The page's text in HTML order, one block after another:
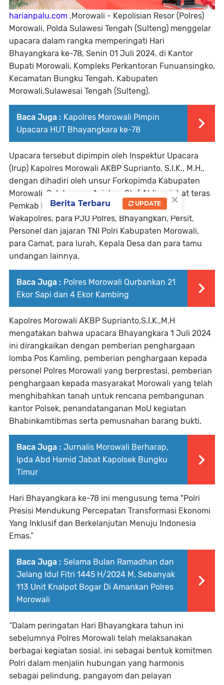
harianpalu.com ,Morowali - Kepolisian Resor (Polres)
Morowali, Polda Sulawesi Tengah (Sulteng) menggelar
upacara dalam rangka memperingati Hari
Bhayangkara ke-78, Senin 01 Juli 2024, di Kantor
Bupati Morowali, Kompleks Perkantoran Funuansingko,
Kecamatan Bungku Tengah, Kabupaten
Morowali,Sulawesai Tengah (Sulteng).
Baca Juga : Kapolres Morowali Pimpin
Upacara HUT Bhayangkara ke-78
Upacara tersebut dipimpin oleh Inspektur Upacara
(Irup) Kapolres Morowali AKBP Suprianto, S.I.K., M.H.,
dengan dihadiri oleh unsur Forkopimda Kabupaten
Morowali, Sekda, para Asisten, Staf Ahli, pejabat teras
Pemkab Morowali, Tokoh Adat, Tokoh Agama,
Wakapolres, para PJU Polres, Bhayangkari, Persit,
Personel dan jajaran TNI Polri Kabupaten Morowali,
para Camat, para lurah, Kepala Desa dan para tamu
undangan lainnya.
Baca Juga : Polres Morowali Qurbankan 21
Ekor Sapi dan 4 Ekor Kambing
Kapolres Morowali AKBP Suprianto,S.I.K.,M.H
mengatakan bahwa upacara Bhayangkara 1 Juli 2024
ini dirangkaikan dengan pemberian penghargaan
lomba Pos Kamling, pemberian penghargaan kepada
personel Polres Morowali yang berprestasi, pemberian
penghargaan kepada masyarakat Morowali yang telah
menghibahkan tanah untuk rencana pembangunan
kantor Polsek, penandatanganan MoU kegiatan
Bhabinkamtibmas serta pemusnahan barang bukti.
Baca Juga : Jurnalis Morowali Berharap,
Ipda Abd Hamid Jabat Kapolsek Bungku
Timur
Hari Bhayangkara ke-78 ini mengusung tema "Polri
Presisi Mendukung Percepatan Transformasi Ekonomi
Yang Inklusif dan Berkelanjutan Menuju Indonesia
Emas.”
Baca Juga : Selama Bulan Ramadhan dan
Jelang Idul Fitri 1445 H/2024 M, Sebanyak
113 Unit Knalpot Bogar Di Amankan Polres
Morowali
“Dalam peringatan Hari Bhayangkara tahun ini
sebelumnya Polres Morowali telah melaksanakan
berbagai kegiatan sosial, ini sebagai bentuk komitmen
Polri dalam menjalin hubungan yang harmonis
sebagai pelindung, pangayom dan pelayan
×
Berita Terbaru UPDATE